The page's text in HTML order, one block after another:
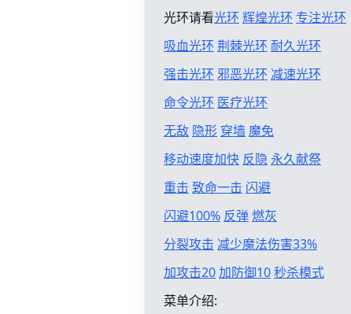
光环请看光环 辉煌光环 专注光环
吸血光环 荆棘光环 耐久光环
强击光环 邪恶光环 减速光环
命令光环 医疗光环
无敌 隐形 穿墙 魔免
移动速度加快 反隐 永久献祭
重击 致命一击 闪避
闪避100% 反弹燃灰
分裂攻击 减少魔法伤害33%
加攻击20加防御10秒杀模式
菜单介绍: